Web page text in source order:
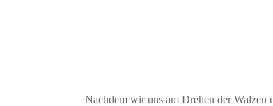
Nachdem wir uns am Drehen der